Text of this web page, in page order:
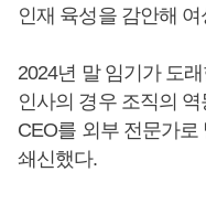
인재 육성을 감안해
2024년 말 임기가 도
인사의 경우 조직의
CEO를 외부 전문가
쇄신했다.